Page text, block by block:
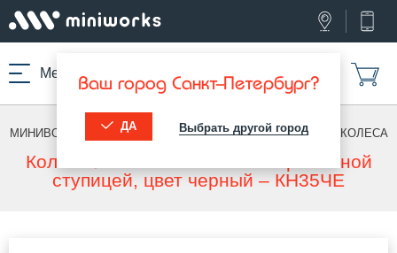
Меню Ваш город Санкт-Петербург?
ДА Выбрать другой город
МИНИВОРКС ПРО /МЕБЕЛЬНЫЕ КОЛЕСА /МЕБЕЛЬНЫЕ КОЛЕСА
Колесо Ø35 пластиковое с нормальной
ступицей, цвет черный – КН35ЧЕ